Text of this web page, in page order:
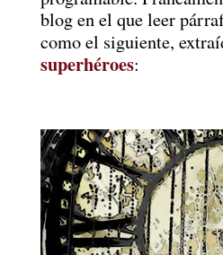
blog en el que leer
como el siguiente,
superhéroes: